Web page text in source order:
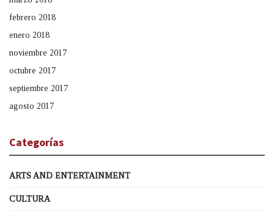
febrero 2018
enero 2018
noviembre 2017
octubre 2017
septiembre 2017
agosto 2017
Categorías
ARTS AND ENTERTAINMENT
CULTURA